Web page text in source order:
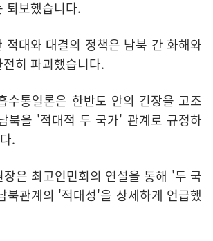
퇴보했습니다.
적대와 대결의 정책은 남북 간 화해와
히 파괴했습니다.
수통일론은 한반도 안의 긴장을 고조
북을 '적대적 두 국가' 관계로 규정하
.
은 최고인민회의 연설을 통해 '두 국
북관계의 '적대성'을 상세하게 언급했